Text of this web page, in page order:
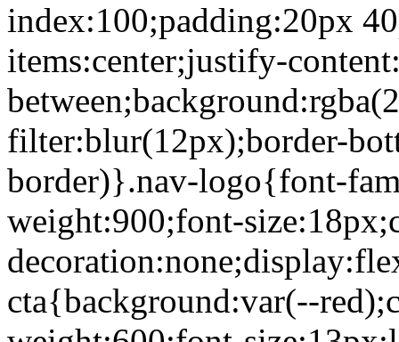
index:100;padding:20px
items:center;justify-
filter:blur(12px);border-
border)}.nav-logo{font-
weight:900;font-
cta{background:var(--